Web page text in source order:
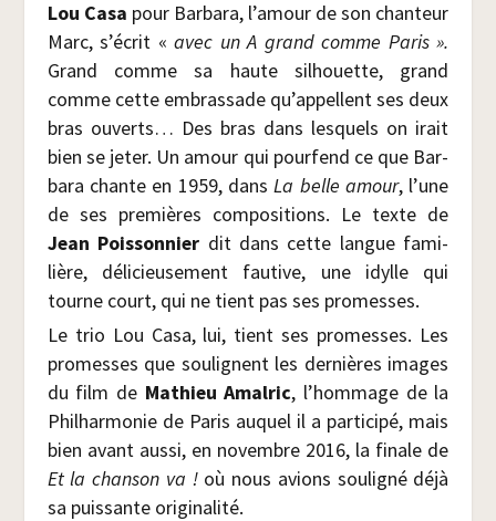
Lou Casa pour Bar­ba­ra, l’amour de son chan­teur
Marc, s’écrit «avec un A grand comme Paris ».
Grand comme sa haute sil­houette, grand
comme cette embras­sade qu’appellent ses deux
bras ouverts… Des bras dans les­quels on irait
bien se jeter. Un amour qui pour­fend ce que Bar­
ba­ra chante en 1959, dans La belle amour, l’une
de ses pre­mières com­po­si­tions. Le texte de
Jean Pois­son­nier dit dans cette langue fami­
lière, déli­cieu­se­ment fau­tive, une idylle qui
tourne court, qui ne tient pas ses promesses.
Le trio Lou Casa, lui, tient ses pro­messes. Les
pro­messes que sou­lignent les der­nières images
du film de Mathieu Amal­ric, l’hommage de la
Phil­har­mo­nie de Paris auquel il a par­ti­ci­pé, mais
bien avant aus­si, en novembre 2016, la finale de
Et la chan­son va !où nous avions sou­li­gné déjà
sa puis­sante originalité.